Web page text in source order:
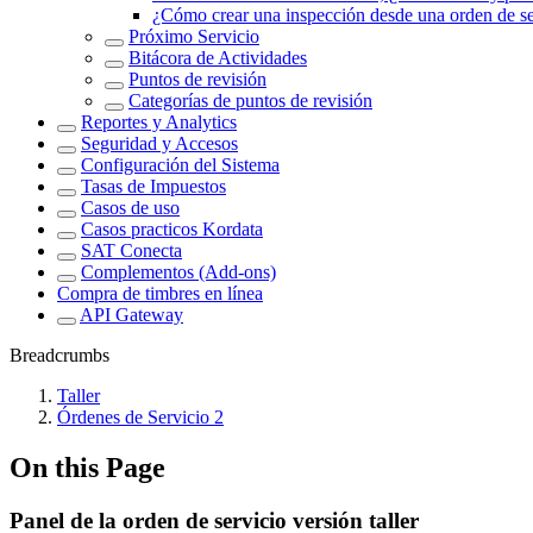
¿Cómo crear una inspección desde una orden de
Próximo Servicio
Bitácora de Actividades
Puntos de revisión
Categorías de puntos de revisión
Reportes y Analytics
Seguridad y Accesos
Configuración del Sistema
Tasas de Impuestos
Casos de uso
Casos practicos Kordata
SAT Conecta
Complementos (Add-ons)
Compra de timbres en línea
API Gateway
Breadcrumbs
Taller
Órdenes de Servicio 2
On this Page
Panel de la orden de servicio versión taller